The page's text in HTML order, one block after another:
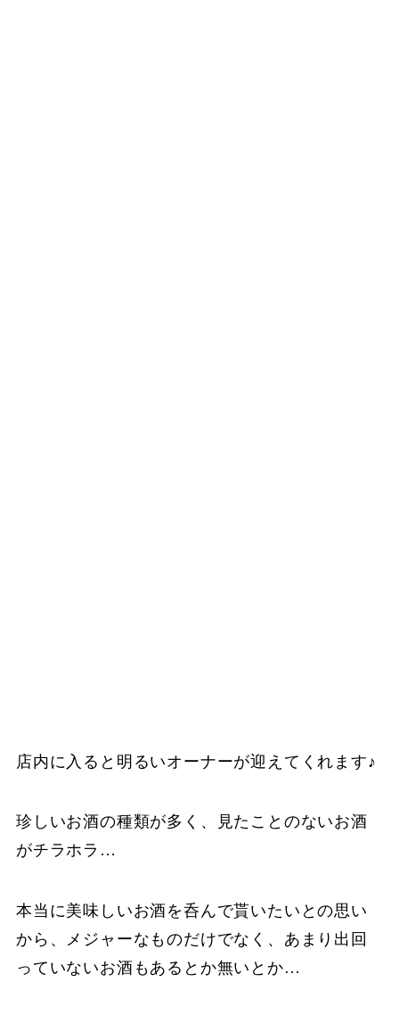
店内に入ると明るいオーナーが迎えてくれます♪
珍しいお酒の種類が多く、見たことのないお酒
がチラホラ…
本当に美味しいお酒を呑んで貰いたいとの思い
から、メジャーなものだけでなく、あまり出回
っていないお酒もあるとか無いとか…